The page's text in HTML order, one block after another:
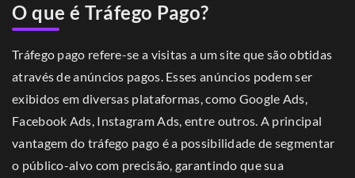
O que é Tráfego Pago?
Tráfego pago refere-se a visitas a um site que são obtidas
através de anúncios pagos. Esses anúncios podem ser
exibidos em diversas plataformas, como Google Ads,
Facebook Ads, Instagram Ads, entre outros. A principal
vantagem do tráfego pago é a possibilidade de segmentar
o público-alvo com precisão, garantindo que sua